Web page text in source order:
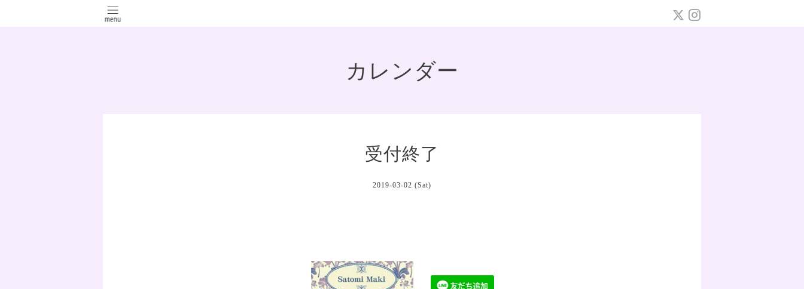
カレンダー
受付終了
2019-03-02 (Sat)